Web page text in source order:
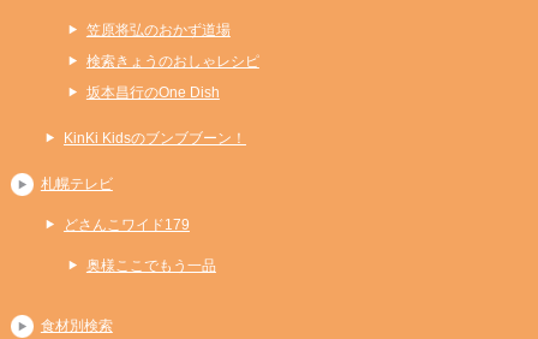
笠原将弘のおかず道場
検索きょうのおしゃレシピ
坂本昌行のOne Dish
KinKi Kidsのブンブブーン！
札幌テレビ
どさんこワイド179
奥様ここでもう一品
食材別検索